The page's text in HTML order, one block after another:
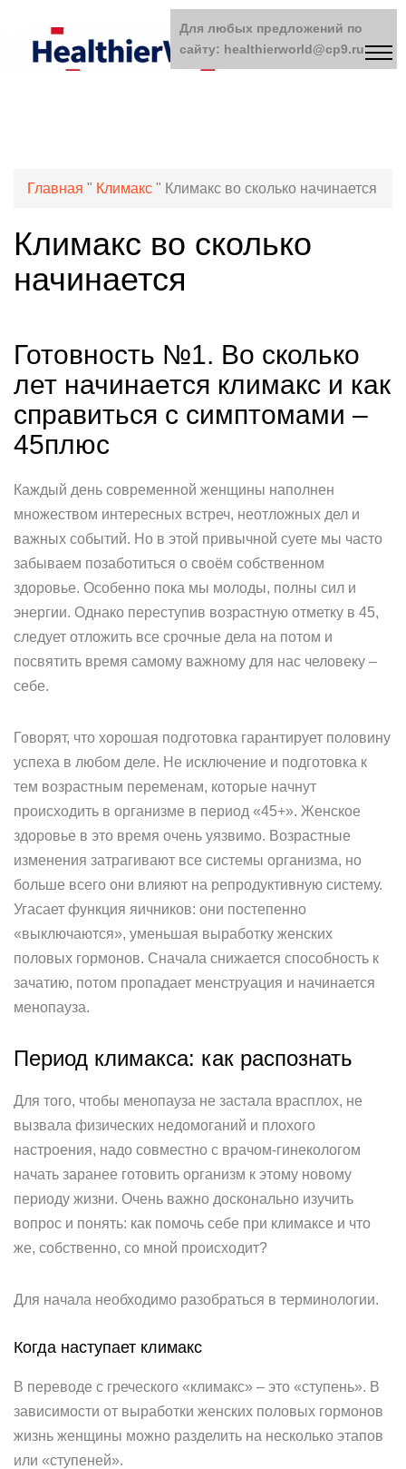
Главная " Климакс " Климакс во сколько начинается
Климакс во сколько
начинается
Готовность №1. Во сколько
лет начинается климакс и как
справиться с симптомами –
45плюс
Каждый день современной женщины наполнен
множеством интересных встреч, неотложных дел и
важных событий. Но в этой привычной суете мы часто
забываем позаботиться о своём собственном
здоровье. Особенно пока мы молоды, полны сил и
энергии. Однако переступив возрастную отметку в 45,
следует отложить все срочные дела на потом и
посвятить время самому важному для нас человеку –
себе.
Говорят, что хорошая подготовка гарантирует половину
успеха в любом деле. Не исключение и подготовка к
тем возрастным переменам, которые начнут
происходить в организме в период «45+». Женское
здоровье в это время очень уязвимо. Возрастные
изменения затрагивают все системы организма, но
больше всего они влияют на репродуктивную систему.
Угасает функция яичников: они постепенно
«выключаются», уменьшая выработку женских
половых гормонов. Сначала снижается способность к
зачатию, потом пропадает менструация и начинается
менопауза.
Период климакса: как распознать
Для того, чтобы менопауза не застала врасплох, не
вызвала физических недомоганий и плохого
настроения, надо совместно с врачом-гинекологом
начать заранее готовить организм к этому новому
периоду жизни. Очень важно досконально изучить
вопрос и понять: как помочь себе при климаксе и что
же, собственно, со мной происходит?
Для начала необходимо разобраться в терминологии.
Когда наступает климакс
В переводе с греческого «климакс» – это «ступень». В
зависимости от выработки женских половых гормонов
жизнь женщины можно разделить на несколько этапов
или «ступеней».
Для любых предложений по
сайту: healthierworld@cp9.ru